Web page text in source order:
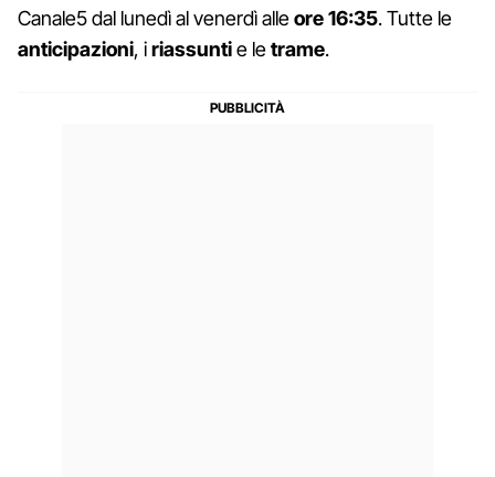
Canale5 dal lunedì al venerdì alleore 16:35. Tutte le
anticipazioni, iriassuntie letrame.